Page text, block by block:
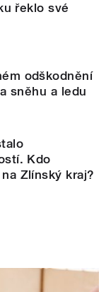
řeklo své
odškodnění
sněhu a ledu
Kdo
Zlínský kraj?